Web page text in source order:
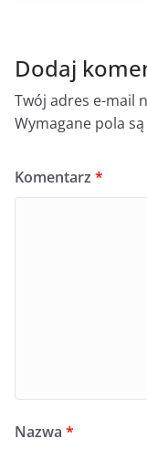
Dodaj
Twój adres e-mail
Wymagane pola
Komentarz *
Nazwa *